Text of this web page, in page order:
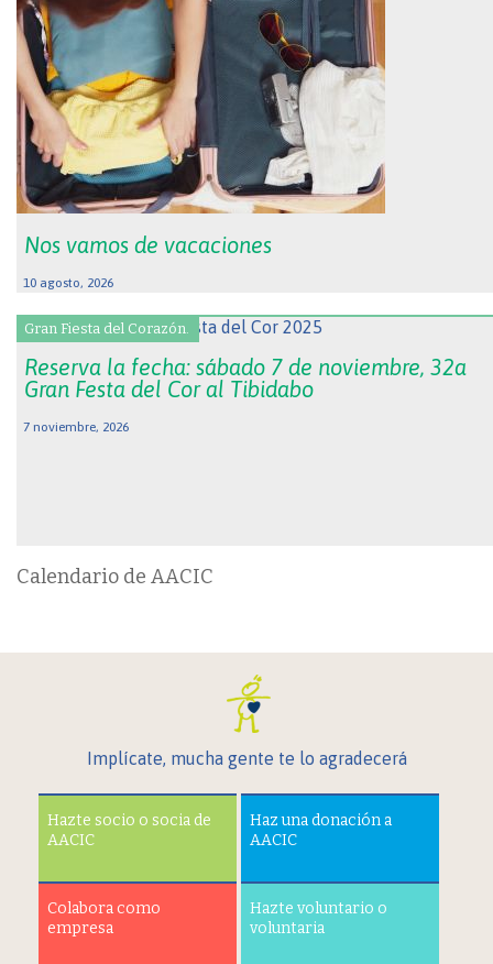
Nos vamos de vacaciones
10 agosto, 2026
Gran Fiesta del Corazón.
Reserva la fecha: sábado 7 de noviembre, 32a
Gran Festa del Cor al Tibidabo
7 noviembre, 2026
Calendario de AACIC
Implícate, mucha gente te lo agradecerá
Hazte socio o socia de
AACIC
Haz una donación a
AACIC
Colabora como
empresa
Hazte voluntario o
voluntaria